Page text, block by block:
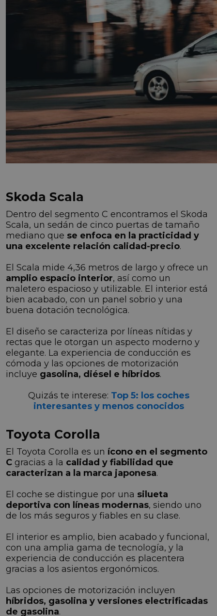
Skoda Scala
Dentro del segmento C encontramos el Skoda
Scala, un sedán de cinco puertas de tamaño
mediano que se enfoca en la practicidad y
una excelente relación calidad-precio.
El Scala mide 4,36 metros de largo y ofrece un
amplio espacio interior, así como un
maletero espacioso y utilizable. El interior está
bien acabado, con un panel sobrio y una
buena dotación tecnológica.
El diseño se caracteriza por líneas nítidas y
rectas que le otorgan un aspecto moderno y
elegante. La experiencia de conducción es
cómoda y las opciones de motorización
incluye gasolina, diésel e híbridos.
Quizás te interese: Top 5: los coches
interesantes y menos conocidos
Toyota Corolla
El Toyota Corolla es un ícono en el segmento
C gracias a la calidad y fiabilidad que
caracterizan a la marca japonesa.
El coche se distingue por una silueta
deportiva con líneas modernas, siendo uno
de los más seguros y fiables en su clase.
El interior es amplio, bien acabado y funcional,
con una amplia gama de tecnología, y la
experiencia de conducción es placentera
gracias a los asientos ergonómicos.
Las opciones de motorización incluyen
híbridos, gasolina y versiones electrificadas
de gasolina.